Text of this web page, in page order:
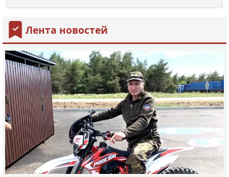
Лента новостей